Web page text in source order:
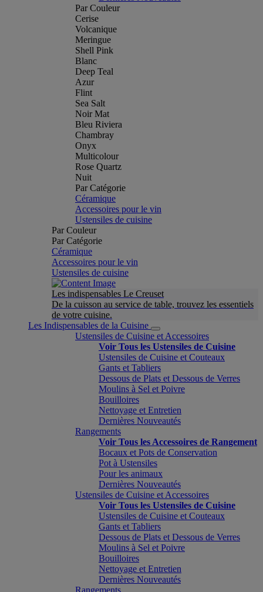
Par Couleur
Cerise
Volcanique
Meringue
Shell Pink
Blanc
Deep Teal
Azur
Flint
Sea Salt
Noir Mat
Bleu Riviera
Chambray
Onyx
Multicolour
Rose Quartz
Nuit
Par Catégorie
Céramique
Accessoires pour le vin
Ustensiles de cuisine
Par Couleur
Par Catégorie
Céramique
Accessoires pour le vin
Ustensiles de cuisine
Les indispensables Le Creuset
De la cuisson au service de table, trouvez les essentiels
de votre cuisine.
Les Indispensables de la Cuisine
Ustensiles de Cuisine et Accessoires
Voir Tous les Ustensiles de Cuisine
Ustensiles de Cuisine et Couteaux
Gants et Tabliers
Dessous de Plats et Dessous de Verres
Moulins à Sel et Poivre
Bouilloires
Nettoyage et Entretien
Dernières Nouveautés
Rangements
Voir Tous les Accessoires de Rangement
Bocaux et Pots de Conservation
Pot à Ustensiles
Pour les animaux
Dernières Nouveautés
Ustensiles de Cuisine et Accessoires
Voir Tous les Ustensiles de Cuisine
Ustensiles de Cuisine et Couteaux
Gants et Tabliers
Dessous de Plats et Dessous de Verres
Moulins à Sel et Poivre
Bouilloires
Nettoyage et Entretien
Dernières Nouveautés
Rangements